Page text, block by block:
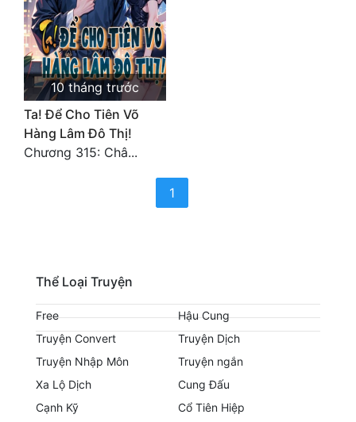
Dã Sử
Dị Giới
Dị Năng
Gia Đấu
Góc Nhìn Nam
Hệ Thống
Học Đường
Khoa Huyễn
10 tháng trước
Ta! Để Cho Tiên Võ
Hàng Lâm Đô Thị!
Chương 315: Châ...
1
(current)
Thể Loại Truyện
Free
Hậu Cung
Truyện Convert
Truyện Dịch
Truyện Nhập Môn
Truyện ngắn
Xa Lộ Dịch
Cung Đấu
Cạnh Kỹ
Cổ Tiên Hiệp